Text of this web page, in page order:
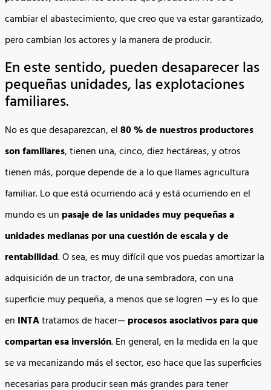
cambiar el abastecimiento, que creo que va estar garantizado,
pero cambian los actores y la manera de producir.
En este sentido, pueden desaparecer las
pequeñas unidades, las explotaciones
familiares.
No es que desaparezcan, el80 % de nuestros productores
son familiares, tienen una, cinco, diez hectáreas, y otros
tienen más, porque depende de a lo que llames agricultura
familiar. Lo que está ocurriendo acá y está ocurriendo en el
mundo es un pasaje de las unidades muy pequeñas a
unidades medianas por una cuestión de escala y de
rentabilidad. O sea, es muy difícil que vos puedas amortizar la
adquisición de un tractor, de una sembradora, con una
superficie muy pequeña, a menos que se logren —y es lo que
en INTAtratamos de hacer—procesos asociativos para que
compartan esa inversión. En general, en la medida en la que
se va mecanizando más el sector, eso hace que las superficies
necesarias para producir sean más grandes para tener